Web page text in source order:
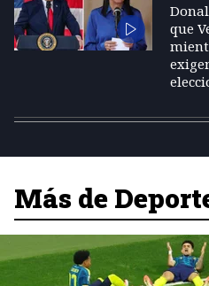
que
Más de